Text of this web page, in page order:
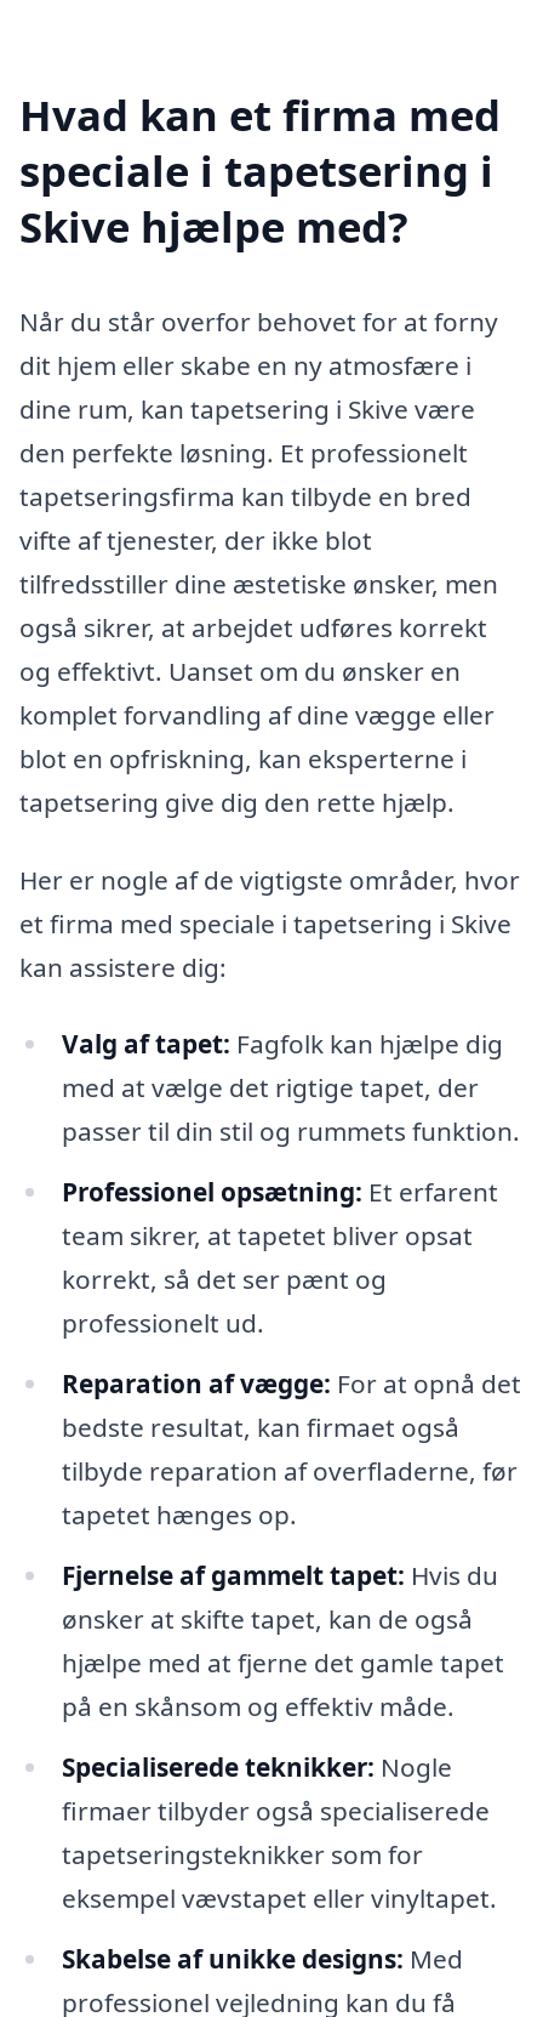
Hvad kan et firma med
speciale i tapetsering i
Skive hjælpe med?
Når du står overfor behovet for at forny
dit hjem eller skabe en ny atmosfære i
dine rum, kan tapetsering i Skive være
den perfekte løsning. Et professionelt
tapetseringsfirma kan tilbyde en bred
vifte af tjenester, der ikke blot
tilfredsstiller dine æstetiske ønsker, men
også sikrer, at arbejdet udføres korrekt
og effektivt. Uanset om du ønsker en
komplet forvandling af dine vægge eller
blot en opfriskning, kan eksperterne i
tapetsering give dig den rette hjælp.
Her er nogle af de vigtigste områder, hvor
et firma med speciale i tapetsering i Skive
kan assistere dig:
Valg af tapet: Fagfolk kan hjælpe dig
med at vælge det rigtige tapet, der
passer til din stil og rummets funktion.
Professionel opsætning: Et erfarent
team sikrer, at tapetet bliver opsat
korrekt, så det ser pænt og
professionelt ud.
Reparation af vægge: For at opnå det
bedste resultat, kan firmaet også
tilbyde reparation af overfladerne, før
tapetet hænges op.
Fjernelse af gammelt tapet: Hvis du
ønsker at skifte tapet, kan de også
hjælpe med at fjerne det gamle tapet
på en skånsom og effektiv måde.
Specialiserede teknikker: Nogle
firmaer tilbyder også specialiserede
tapetseringsteknikker som for
eksempel vævstapet eller vinyltapet.
Skabelse af unikke designs: Med
professionel vejledning kan du få